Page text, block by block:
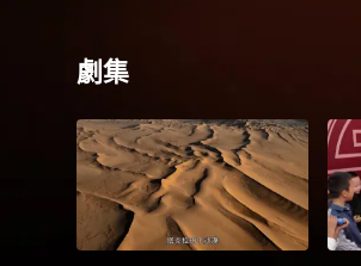
劇集